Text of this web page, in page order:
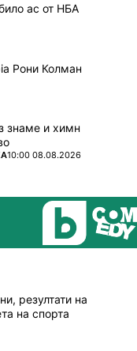
ас от НБА
Рони Колман
знаме и химн
10:00 08.08.2026
резултати на
на спорта